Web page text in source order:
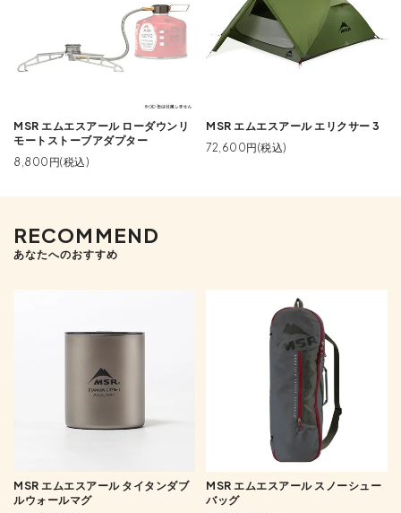
MSR エムエスアール ローダウンリ
モートストーブアダプター
8,800円(税込)
MSR エムエスアール エリクサー 3
72,600円(税込)
RECOMMEND
あなたへのおすすめ
MSR エムエスアール タイタンダブ
ルウォールマグ
MSR エムエスアール スノーシュー
バッグ